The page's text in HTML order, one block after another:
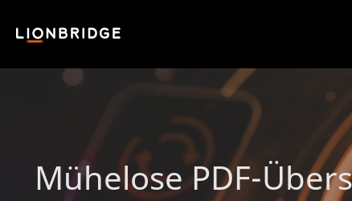
Mühelose PDF-